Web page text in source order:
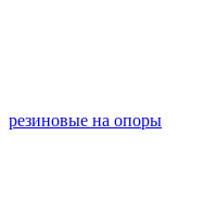
резиновые на опоры